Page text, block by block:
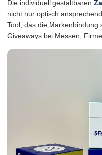
Die individuell gestaltbaren
nicht nur optisch
Tool, das die Markenbindung
Giveaways bei Messen,